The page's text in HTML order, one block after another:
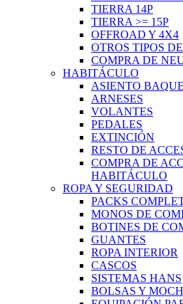
TIERRA 14P
TIERRA >= 15P
OFFROAD Y 4X4
OTROS TIPOS
COMPRA DE
HABITÁCULO
ASIENTO
ARNESES
VOLANTES
PEDALES
EXTINCIÓN
RESTO DE
COMPRA DE
HABITÁCULO
ROPA Y SEGURIDAD
PACKS
MONOS DE
BOTINES DE
GUANTES
ROPA INTERIOR
CASCOS
SISTEMAS HANS
BOLSAS Y